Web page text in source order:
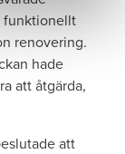
funktionellt
renovering.
hade
att åtgärda,
att